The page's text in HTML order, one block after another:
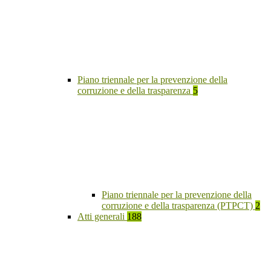
Piano triennale per la prevenzione della
corruzione e della trasparenza 5
Piano triennale per la prevenzione della
corruzione e della trasparenza (PTPCT) 2
Atti generali 188